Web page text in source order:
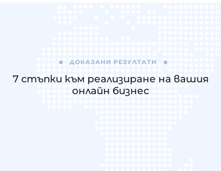
ДОКАЗАНИ РЕЗУЛТАТИ
7 стъпки към реализиране на вашия
онлайн бизнес